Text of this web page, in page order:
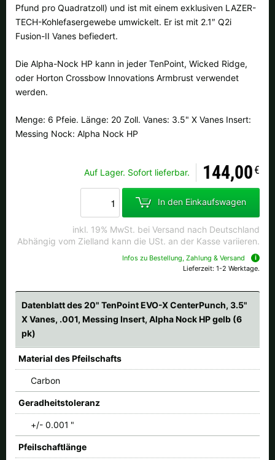
Pfund pro Quadratzoll) und ist mit einem exklusiven LAZER-
TECH-Kohlefasergewebe umwickelt. Er ist mit 2.1″ Q2i
Fusion-II Vanes befiedert.
Die Alpha-Nock HP kann in jeder TenPoint, Wicked Ridge,
oder Horton Crossbow Innovations Armbrust verwendet
werden.
Menge: 6 Pfeie. Länge: 20 Zoll. Vanes: 3.5" X Vanes Insert:
Messing Nock: Alpha Nock HP
Auf Lager. Sofort lieferbar. 144,00€
In den Einkaufswagen
inkl. 19% MwSt. bei Versand nach Deutschland
Abhängig vom Zielland kann die USt. an der Kasse variieren.
Infos zu Bestellung, Zahlung & Versand
Lieferzeit: 1-2 Werktage.
Datenblatt des 20" TenPoint EVO-X CenterPunch, 3.5"
X Vanes, .001, Messing Insert, Alpha Nock HP gelb (6
pk)
Material des Pfeilschafts
Carbon
Geradheitstoleranz
+/- 0.001 "
Pfeilschaftlänge